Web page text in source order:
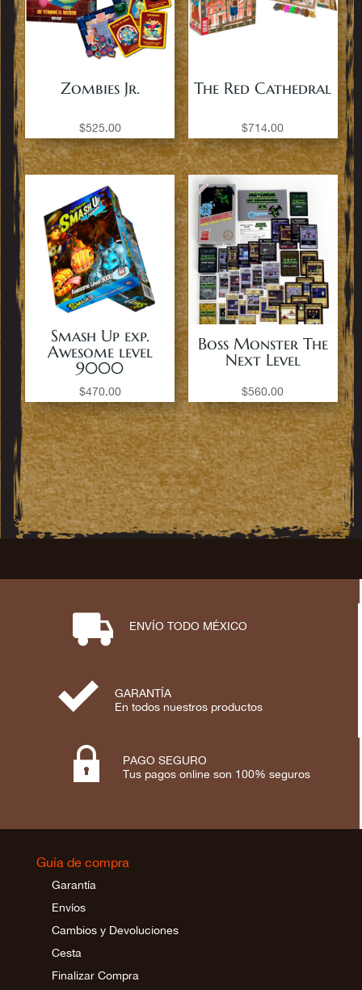
Zombies Jr.
$525.00
The Red Cathedral
$714.00
Smash Up exp.
Awesome level
9000
$470.00
Boss Monster The
Next Level
$560.00
⋑ ENVÍO TODO MÉXICO
⋟
GARANTÍA
En todos nuestros productos

PAGO SEGURO
Tus pagos online son 100% seguros
Guía de compra
Garantía
Envíos
Cambios y Devoluciones
Cesta
Finalizar Compra